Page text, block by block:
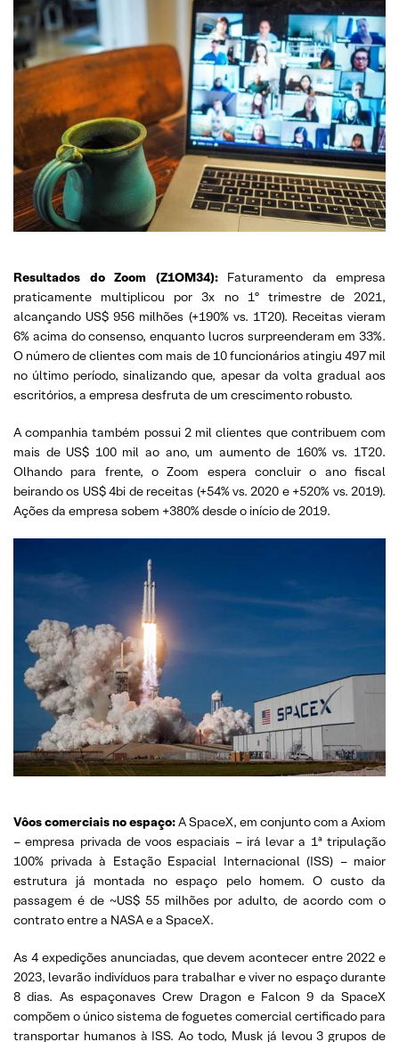
Resultados do Zoom (Z1OM34): Faturamento da empresa
praticamente multiplicou por 3x no 1º trimestre de 2021,
alcançando US$ 956 milhões (+190% vs. 1T20). Receitas vieram
6% acima do consenso, enquanto lucros surpreenderam em 33%.
O número de clientes com mais de 10 funcionários atingiu 497 mil
no último período, sinalizando que, apesar da volta gradual aos
escritórios, a empresa desfruta de um crescimento robusto.
A companhia também possui 2 mil clientes que contribuem com
mais de US$ 100 mil ao ano, um aumento de 160% vs. 1T20.
Olhando para frente, o Zoom espera concluir o ano fiscal
beirando os US$ 4bi de receitas (+54% vs. 2020 e +520% vs. 2019).
Ações da empresa sobem +380% desde o início de 2019.
Vôos comerciais no espaço:A SpaceX, em conjunto com a Axiom
– empresa privada de voos espaciais – irá levar a 1ª tripulação
100% privada à Estação Espacial Internacional (ISS) – maior
estrutura já montada no espaço pelo homem. O custo da
passagem é de ~US$ 55 milhões por adulto, de acordo com o
contrato entre a NASA e a SpaceX.
As 4 expedições anunciadas, que devem acontecer entre 2022 e
2023, levarão indivíduos para trabalhar e viver no espaço durante
8 dias. As espaçonaves Crew Dragon e Falcon 9 da SpaceX
compõem o único sistema de foguetes comercial certificado para
transportar humanos à ISS. Ao todo, Musk já levou 3 grupos de